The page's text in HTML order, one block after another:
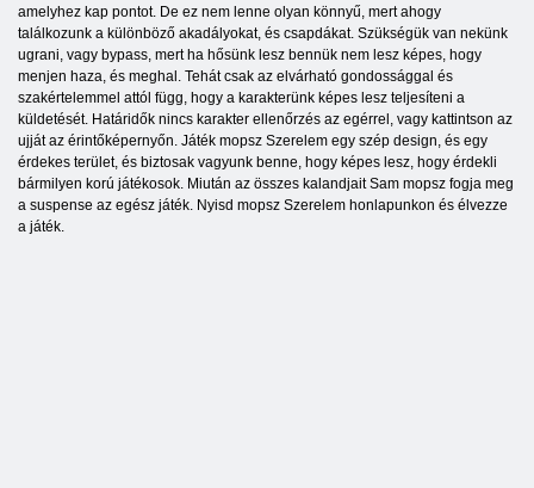
amelyhez kap pontot. De ez nem lenne olyan könnyű, mert ahogy
találkozunk a különböző akadályokat, és csapdákat. Szükségük van nekünk
ugrani, vagy bypass, mert ha hősünk lesz bennük nem lesz képes, hogy
menjen haza, és meghal. Tehát csak az elvárható gondossággal és
szakértelemmel attól függ, hogy a karakterünk képes lesz teljesíteni a
küldetését. Határidők nincs karakter ellenőrzés az egérrel, vagy kattintson az
ujját az érintőképernyőn. Játék mopsz Szerelem egy szép design, és egy
érdekes terület, és biztosak vagyunk benne, hogy képes lesz, hogy érdekli
bármilyen korú játékosok. Miután az összes kalandjait Sam mopsz fogja meg
a suspense az egész játék. Nyisd mopsz Szerelem honlapunkon és élvezze
a játék.